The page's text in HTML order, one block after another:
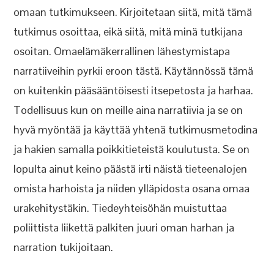
omaan tutkimukseen. Kirjoitetaan siitä, mitä tämä
tutkimus osoittaa, eikä siitä, mitä minä tutkijana
osoitan. Omaelämäkerrallinen lähestymistapa
narratiiveihin pyrkii eroon tästä. Käytännössä tämä
on kuitenkin pääsääntöisesti itsepetosta ja harhaa.
Todellisuus kun on meille aina narratiivia ja se on
hyvä myöntää ja käyttää yhtenä tutkimusmetodina
ja hakien samalla poikkitieteistä koulutusta. Se on
lopulta ainut keino päästä irti näistä tieteenalojen
omista harhoista ja niiden ylläpidosta osana omaa
urakehitystäkin. Tiedeyhteisöhän muistuttaa
poliittista liikettä palkiten juuri oman harhan ja
narration tukijoitaan.